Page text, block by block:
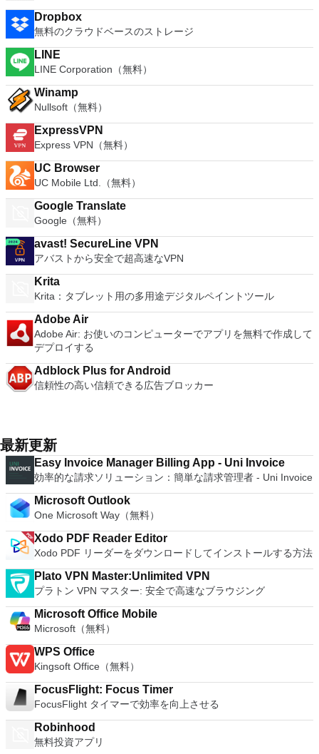
Dropbox
無料のクラウドベースのストレージ
LINE
LINE Corporation（無料）
Winamp
Nullsoft（無料）
ExpressVPN
Express VPN（無料）
UC Browser
UC Mobile Ltd.（無料）
Google Translate
Google（無料）
avast! SecureLine VPN
アバストから安全で超高速なVPN
Krita
Krita：タブレット用の多用途デジタルペイントツール
Adobe Air
Adobe Air: お使いのコンピューターでアプリを無料で作成して
デプロイする
Adblock Plus for Android
信頼性の高い信頼できる広告ブロッカー
最新更新
Easy Invoice Manager Billing App - Uni Invoice
効率的な請求ソリューション：簡単な請求管理者 - Uni Invoice
Microsoft Outlook
One Microsoft Way（無料）
Xodo PDF Reader Editor
Xodo PDF リーダーをダウンロードしてインストールする方法
Plato VPN Master:Unlimited VPN
プラトン VPN マスター: 安全で高速なブラウジング
Microsoft Office Mobile
Microsoft（無料）
WPS Office
Kingsoft Office（無料）
FocusFlight: Focus Timer
FocusFlight タイマーで効率を向上させる
Robinhood
無料投資アプリ